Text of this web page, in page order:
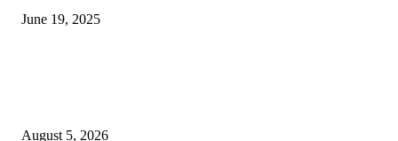
June 19, 2025
August 5, 2026